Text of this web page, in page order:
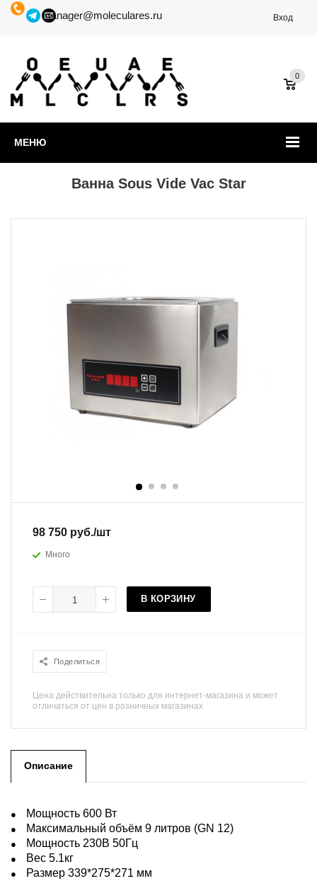
manager@moleculares.ru Вход
МЕНЮ
0
Ванна Sous Vide Vac Star
98 750 руб./шт
Много
В КОРЗИНУ
Поделиться
Цена действительна только для интернет-магазина и может
отличаться от цен в розничных магазинах
Описание
Мощность 600 Вт
Максимальный объём 9 литров (GN 12)
Мощность 230В 50Гц
Вес 5.1кг
Размер 339*275*271 мм